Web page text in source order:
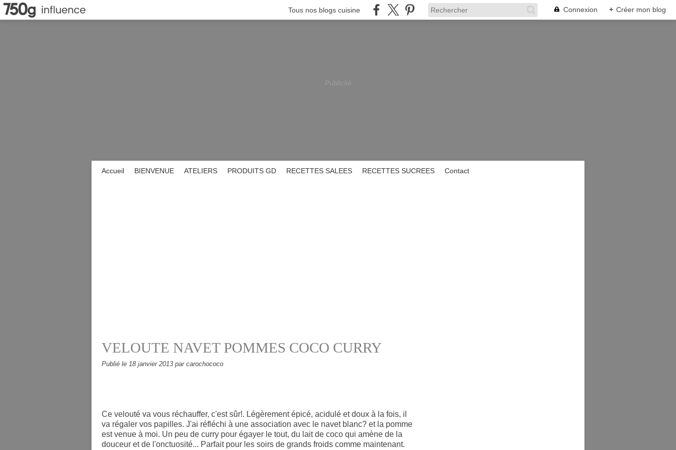
Tous nos blogs cuisine Connexion + Créer mon blog
Publicité
Accueil BIENVENUE ATELIERS PRODUITS GD RECETTES SALEES RECETTES SUCREES Contact
VELOUTE NAVET POMMES COCO CURRY
Publié le 18 janvier 2013 par carochococo
Ce velouté va vous réchauffer, c'est sûr!. Légèrement épicé, acidulé et doux à la fois, il
va régaler vos papilles. J'ai réfléchi à une association avec le navet blanc? et la pomme
est venue à moi. Un peu de curry pour égayer le tout, du lait de coco qui amène de la
douceur et de l'onctuosité... Parfait pour les soirs de grands froids comme maintenant.